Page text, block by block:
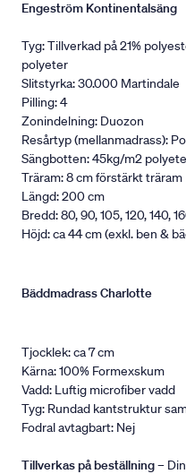
Engeström Kontinentalsäng
Tyg: Tillverkad på 21%
polyeter
Slitstyrka: 30.000 Martindale
Pilling: 4
Zonindelning: Duozon
Resårtyp (mellanmadrass):
Sängbotten: 45kg/m2
Träram: 8 cm förstärkt träram
Längd: 200 cm
Bredd: 80, 90, 105, 120, 140,
Höjd: ca 44 cm (exkl. ben &
Bäddmadrass Charlotte
Tjocklek: ca 7 cm
Kärna: 100% Formexskum
Vadd: Luftig microfiber vadd
Tyg: Rundad kantstruktur
Fodral avtagbart: Nej
Tillverkas på beställning–